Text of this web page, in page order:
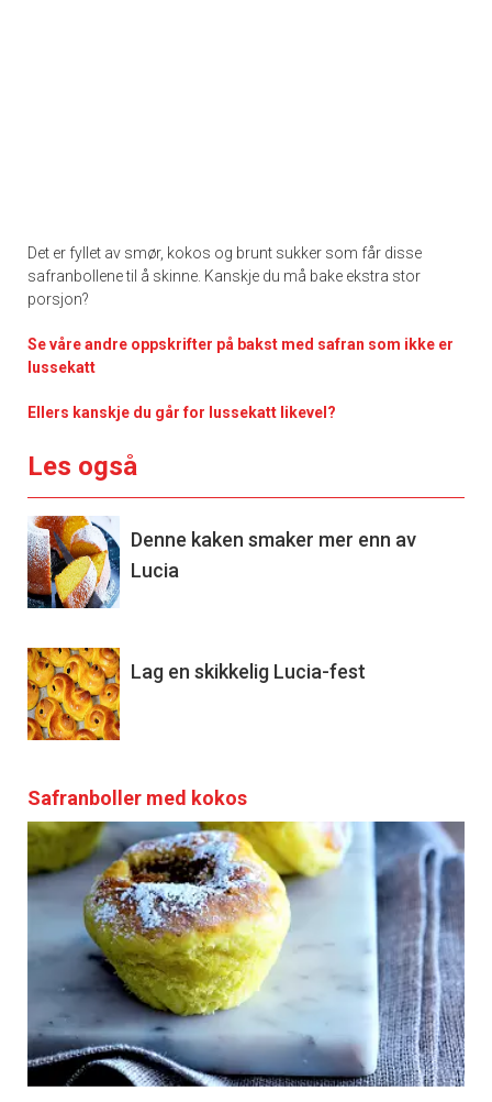
Det er fyllet av smør, kokos og brunt sukker som får disse
safranbollene til å skinne. Kanskje du må bake ekstra stor
porsjon?
Se våre andre oppskrifter på bakst med safran som ikke er
lussekatt
Ellers kanskje du går for lussekatt likevel?
Les også
Denne kaken smaker mer enn av
Lucia
Lag en skikkelig Lucia-fest
Safranboller med kokos